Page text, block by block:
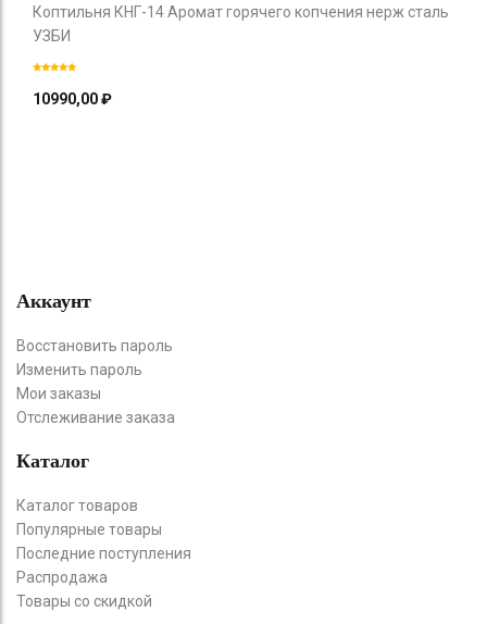
Коптильня КНГ-14 Аромат горячего копчения нерж сталь
УЗБИ
10990,00₽
Аккаунт
Восстановить пароль
Изменить пароль
Мои заказы
Отслеживание заказа
Каталог
Каталог товаров
Популярные товары
Последние поступления
Распродажа
Товары со скидкой